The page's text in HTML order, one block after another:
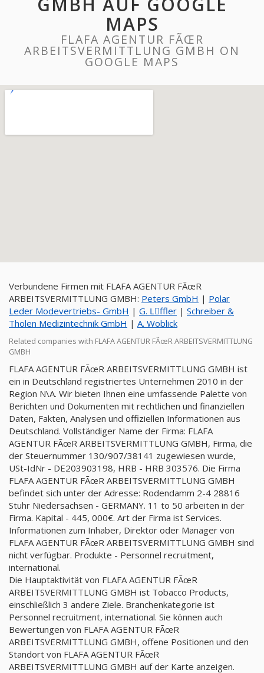
MAPS
FLAFA AGENTUR FÃŒR
ARBEITSVERMITTLUNG GMBH ON
GOOGLE MAPS
Verbundene Firmen mit FLAFA AGENTUR FÃœR
ARBEITSVERMITTLUNG GMBH: Peters GmbH | Polar
Leder Modevertriebs- GmbH | G. Lِffler | Schreiber &
Tholen Medizintechnik GmbH | A. Woblick
Related companies with FLAFA AGENTUR FÃœR ARBEITSVERMITTLUNG
GMBH
FLAFA AGENTUR FÃœR ARBEITSVERMITTLUNG GMBH ist
ein in Deutschland registriertes Unternehmen 2010 in der
Region N\A. Wir bieten Ihnen eine umfassende Palette von
Berichten und Dokumenten mit rechtlichen und finanziellen
Daten, Fakten, Analysen und offiziellen Informationen aus
Deutschland. Vollständiger Name der Firma: FLAFA
AGENTUR FÃœR ARBEITSVERMITTLUNG GMBH, Firma, die
der Steuernummer 130/907/38141 zugewiesen wurde,
USt-IdNr - DE203903198, HRB - HRB 303576. Die Firma
FLAFA AGENTUR FÃœR ARBEITSVERMITTLUNG GMBH
befindet sich unter der Adresse: Rodendamm 2-4 28816
Stuhr Niedersachsen - GERMANY. 11 to 50 arbeiten in der
Firma. Kapital - 445, 000€. Art der Firma ist Services.
Informationen zum Inhaber, Direktor oder Manager von
FLAFA AGENTUR FÃœR ARBEITSVERMITTLUNG GMBH sind
nicht verfügbar. Produkte - Personnel recruitment,
international.
Die Hauptaktivität von FLAFA AGENTUR FÃœR
ARBEITSVERMITTLUNG GMBH ist Tobacco Products,
einschließlich 3 andere Ziele. Branchenkategorie ist
Personnel recruitment, international. Sie können auch
Bewertungen von FLAFA AGENTUR FÃœR
ARBEITSVERMITTLUNG GMBH, offene Positionen und den
Standort von FLAFA AGENTUR FÃœR
ARBEITSVERMITTLUNG GMBH auf der Karte anzeigen.